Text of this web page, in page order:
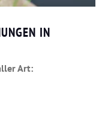
IN
Art: